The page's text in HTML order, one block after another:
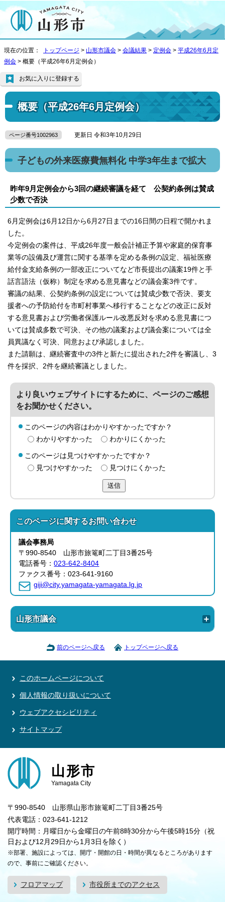
現在の位置： トップページ > 山形市議会 > 会議結果 > 定例会 > 平成26年6月定
例会 > 概要（平成26年6月定例会）
概要（平成26年6月定例会）
お気に入りに登録する
ページ番号1002963 更新日 令和3年10月29日
子どもの外来医療費無料化 中学3年生まで拡大
昨年9月定例会から3回の継続審議を経て 公契約条例は賛成
少数で否決
6月定例会は6月12日から6月27日までの16日間の日程で開かれま
した。
今定例会の案件は、平成26年度一般会計補正予算や家庭的保育事
業等の設備及び運営に関する基準を定める条例の設定、福祉医療
給付金支給条例の一部改正についてなど市長提出の議案19件と手
話言語法（仮称）制定を求める意見書などの議会案3件です。
審議の結果、公契約条例の設定については賛成少数で否決、要支
援者への予防給付を市町村事業へ移行することなどの改正に反対
する意見書および労働者保護ルール改悪反対を求める意見書につ
いては賛成多数で可決、その他の議案および議会案については全
員異議なく可決、同意および承認しました。
また請願は、継続審査中の3件と新たに提出された2件を審議し、3
件を採択、2件を継続審議としました。
より良いウェブサイトにするために、ページのご感想
をお聞かせください。
このページの内容はわかりやすかったですか？
わかりやすかった
わかりにくかった
このページは見つけやすかったですか？
見つけやすかった
見つけにくかった
送信
このページに関するお問い合わせ
議会事務局
〒990-8540 山形市旅篭町二丁目3番25号
電話番号：023-642-8404
ファクス番号：023-641-9160
giji@city.yamagata-yamagata.lg.jp
山形市議会
前のページへ戻る トップページへ戻る
このホームページについて
個人情報の取り扱いについて
ウェブアクセシビリティ
サイトマップ
山形市
Yamagata City
〒990-8540 山形県山形市旅篭町二丁目3番25号
代表電話：023-641-1212
開庁時間：月曜日から金曜日の午前8時30分から午後5時15分（祝
日および12月29日から1月3日を除く）
※部署、施設によっては、開庁・開館の日・時間が異なるところがあります
ので、事前にご確認ください。
フロアマップ 市役所までのアクセス